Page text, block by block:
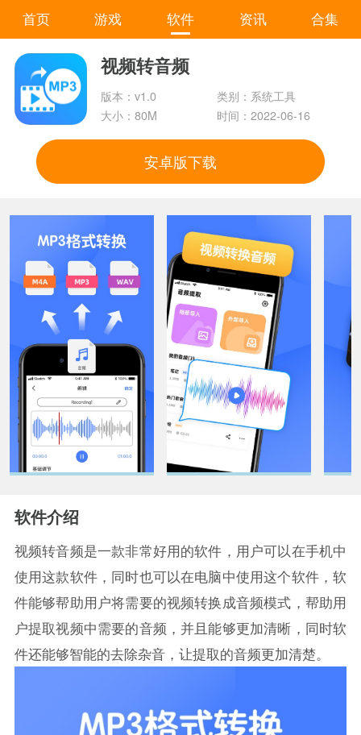
首页 游戏 软件 资讯 合集
视频转音频
版本：v1.0
类别：系统工具
大小：80M
时间：2022-06-16
安卓版下载
软件介绍
视频转音频是一款非常好用的软件，用户可以在手机中
使用这款软件，同时也可以在电脑中使用这个软件，软
件能够帮助用户将需要的视频转换成音频模式，帮助用
户提取视频中需要的音频，并且能够更加清晰，同时软
件还能够智能的去除杂音，让提取的音频更加清楚。